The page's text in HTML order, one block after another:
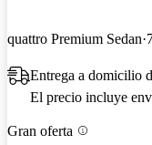
quattro Premium Sedan
Entrega a domicilio
El precio incluye
Gran oferta